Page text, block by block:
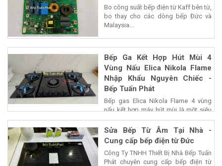
Bo công suất bếp điện từ Kaff bên từ,
bo thay cho các dòng bếp Đức và
Malaysia...
Bếp Ga Kết Hợp Hút Mùi 4
Vùng Nấu Elica Nikola Flame
Nhập Khẩu Nguyên Chiếc -
Bếp Tuấn Phát
Bếp gas Elica Nikola Flame 4 vùng
nấu kết hợp máy hút mùi là một siêu
phẩm của...
Sửa Bếp Từ Âm Tại Nhà -
Cung cấp bếp điện từ Đức
Công Ty TNHH Thiết Bị Nhà Bếp Tuấn
Phát chuyên cung cấp bếp điện từ